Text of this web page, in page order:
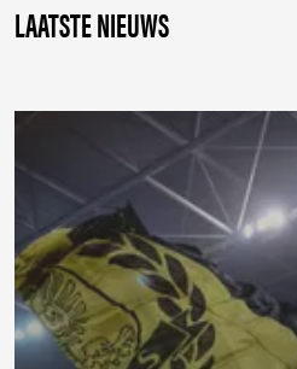
LAATSTE NIEUWS